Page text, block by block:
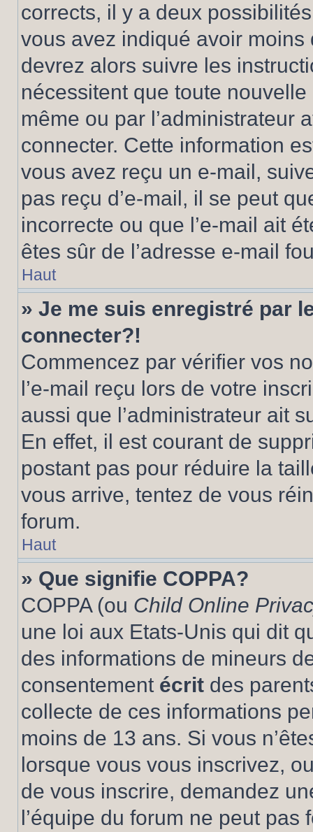
corrects, il y a deux
vous avez indiqué avoir moins
devrez alors suivre les
nécessitent que toute
même ou par l’administrateur
connecter. Cette information
vous avez reçu un e-mail,
pas reçu d’e-mail, il se peut
incorrecte ou que l’e-mail ait
êtes sûr de l’adresse e-mail
Haut
» Je me suis enregistré par
connecter?!
Commencez par vérifier vos
l’e-mail reçu lors de votre
aussi que l’administrateur ait
En effet, il est courant de
postant pas pour réduire la
vous arrive, tentez de vous
forum.
Haut
» Que signifie COPPA?
COPPA (ou Child Online
une loi aux Etats-Unis qui dit
des informations de mineurs
consentement écrit des
collecte de ces informations
moins de 13 ans. Si vous
lorsque vous vous inscrivez,
de vous inscrire, demandez
l’équipe du forum ne peut